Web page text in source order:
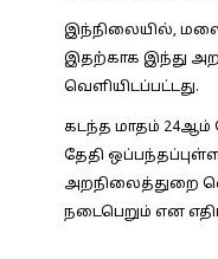
இந்நிலையில்,
இதற்காக இந்து
வெளியிடப்பட்டது.
கடந்த மாதம் 24ஆம்
தேதி
அறநிலைத்துறை
நடைபெறும் என